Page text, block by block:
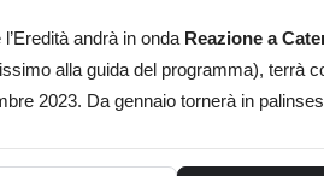
andrà in onda Reazione a
alla guida del programma), terrà
2023. Da gennaio tornerà in